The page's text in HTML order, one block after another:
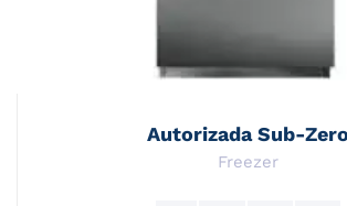
Autorizada Sub-
Freezer